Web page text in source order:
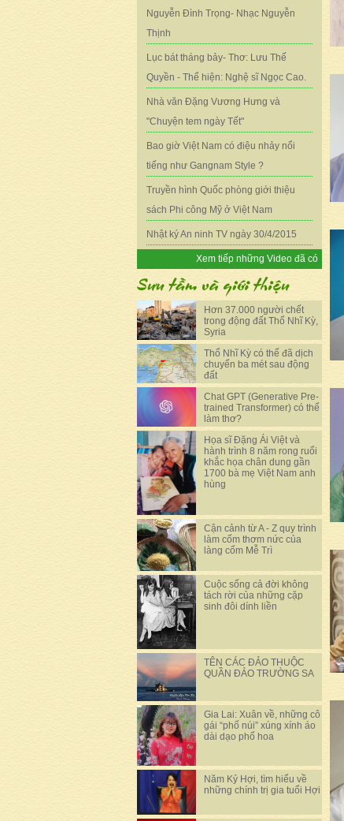
Nguyễn Đình Trọng- Nhạc Nguyễn
Thịnh
Lục bát tháng bảy- Thơ: Lưu Thế
Quyền - Thể hiện: Nghệ sĩ Ngọc Cao.
Nhà văn Đặng Vương Hưng và
"Chuyện tem ngày Tết"
Bao giờ Việt Nam có điệu nhảy nổi
tiếng như Gangnam Style ?
Truyền hình Quốc phòng giới thiệu
sách Phi công Mỹ ở Việt Nam
Nhật ký An ninh TV ngày 30/4/2015
Xem tiếp những Video đã có
Hơn 37.000 người chết
trong động đất Thổ Nhĩ Kỳ,
Syria
Thổ Nhĩ Kỳ có thể đã dịch
chuyển ba mét sau động
đất
Chat GPT (Generative Pre-
trained Transformer) có thể
làm thơ?
Họa sĩ Đặng Ái Việt và
hành trình 8 năm rong ruổi
khắc họa chân dung gần
1700 bà mẹ Việt Nam anh
hùng
Cận cảnh từ A - Z quy trình
làm cốm thơm nức của
làng cốm Mễ Trì
Cuộc sống cả đời không
tách rời của những cặp
sinh đôi dính liền
TÊN CÁC ĐẢO THUỘC
QUẦN ĐẢO TRƯỜNG SA
Gia Lai: Xuân về, những cô
gái “phố núi” xúng xính áo
dài dạo phố hoa
Năm Kỷ Hợi, tìm hiểu về
những chính trị gia tuổi Hợi